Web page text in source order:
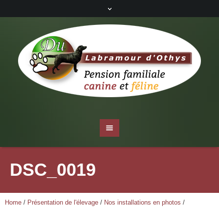
DSC_0019
Home / Présentation de l'élevage / Nos installations en photos /